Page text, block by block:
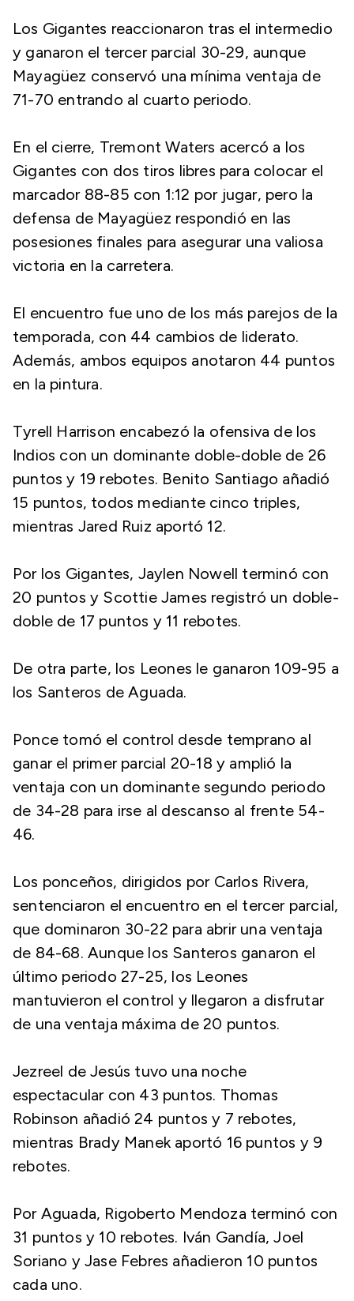
Los Gigantes reaccionaron tras el intermedio
y ganaron el tercer parcial 30-29, aunque
Mayagüez conservó una mínima ventaja de
71-70 entrando al cuarto periodo.
En el cierre, Tremont Waters acercó a los
Gigantes con dos tiros libres para colocar el
marcador 88-85 con 1:12 por jugar, pero la
defensa de Mayagüez respondió en las
posesiones finales para asegurar una valiosa
victoria en la carretera.
El encuentro fue uno de los más parejos de la
temporada, con 44 cambios de liderato.
Además, ambos equipos anotaron 44 puntos
en la pintura.
Tyrell Harrison encabezó la ofensiva de los
Indios con un dominante doble-doble de 26
puntos y 19 rebotes. Benito Santiago añadió
15 puntos, todos mediante cinco triples,
mientras Jared Ruiz aportó 12.
Por los Gigantes, Jaylen Nowell terminó con
20 puntos y Scottie James registró un doble-
doble de 17 puntos y 11 rebotes.
De otra parte, los Leones le ganaron 109-95 a
los Santeros de Aguada.
Ponce tomó el control desde temprano al
ganar el primer parcial 20-18 y amplió la
ventaja con un dominante segundo periodo
de 34-28 para irse al descanso al frente 54-
46.
Los ponceños, dirigidos por Carlos Rivera,
sentenciaron el encuentro en el tercer parcial,
que dominaron 30-22 para abrir una ventaja
de 84-68. Aunque los Santeros ganaron el
último periodo 27-25, los Leones
mantuvieron el control y llegaron a disfrutar
de una ventaja máxima de 20 puntos.
Jezreel de Jesús tuvo una noche
espectacular con 43 puntos. Thomas
Robinson añadió 24 puntos y 7 rebotes,
mientras Brady Manek aportó 16 puntos y 9
rebotes.
Por Aguada, Rigoberto Mendoza terminó con
31 puntos y 10 rebotes. Iván Gandía, Joel
Soriano y Jase Febres añadieron 10 puntos
cada uno.